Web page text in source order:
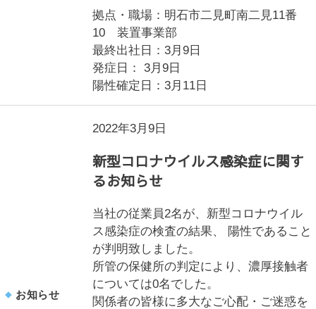
拠点・職場：明石市二見町南二見11番
10 装置事業部
最終出社日：3月9日
発症日： 3月9日
陽性確定日：3月11日
お知らせ
2022年3月9日
新型コロナウイルス感染症に関す
るお知らせ
当社の従業員2名が、新型コロナウイル
ス感染症の検査の結果、 陽性であること
が判明致しました。
所管の保健所の判定により、濃厚接触者
については0名でした。
関係者の皆様に多大なご心配・ご迷惑を